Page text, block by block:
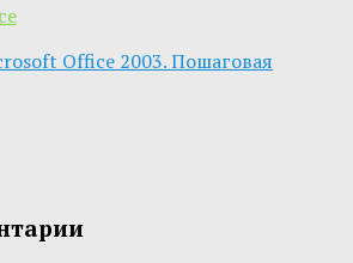
Office 2003. Пошаговая